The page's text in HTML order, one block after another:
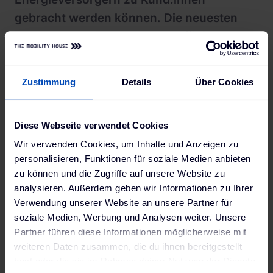
Zustimmung Details Über Cookies
Diese Webseite verwendet Cookies
Wir verwenden Cookies, um Inhalte und Anzeigen zu
personalisieren, Funktionen für soziale Medien anbieten
zu können und die Zugriffe auf unsere Website zu
analysieren. Außerdem geben wir Informationen zu Ihrer
Verwendung unserer Website an unsere Partner für
soziale Medien, Werbung und Analysen weiter. Unsere
Partner führen diese Informationen möglicherweise mit
weiteren Daten zusammen, die du ihnen bereitgestellt
gebracht werden können. Die neuesten
Elektroautos sind schon V2G-fähig. Ich
freue mich darauf, diesen disruptiven
gemeinsam mit The Mobility House zu
großartiges Ziel, wie es der Gründer
Thomas Raffeiner von The Mobility House
formuliert: am Ende werden die
Elektroautos kostenlos und emissionsfrei
fahren."
Dr. Herbert Diess